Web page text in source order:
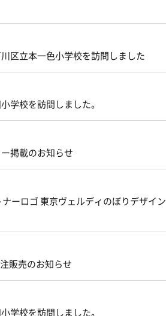
区立本一色小学校を訪問しました
学校を訪問しました。
掲載のお知らせ
ーロゴ 東京ヴェルディのぼりデザイン
販売のお知らせ
学校を訪問しました。